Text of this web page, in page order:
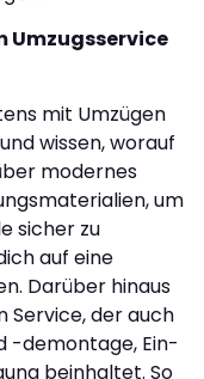
Umzugsservice
mit Umzügen
wissen, worauf
modernes
um
sicher zu
auf eine
Darüber hinaus
Service, der auch
-demontage, Ein-
beinhaltet. So